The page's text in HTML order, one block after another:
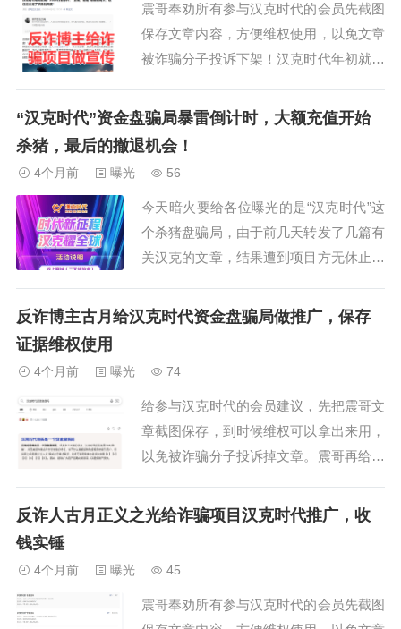
金盘跟他...
震哥奉劝所有参与汉克时代的会员先截图
保存文章内容，方便维权使用，以免文章
被诈骗分子投诉下架！汉克时代年初就开
没落到自己身上，都不觉得疼。前几天这
项目找了公关公司来举报我文章，现在又
花了不少钱甚至给了股份请自媒体写正面
的自媒体，直...
“汉克时代”资金盘骗局暴雷倒计时，大额充值开始
杀猪，最后的撤退机会！
4个月前 曝光 56
今天暗火要给各位曝光的是“汉克时代”这
个杀猪盘骗局，由于前几天转发了几篇有
关汉克的文章，结果遭到项目方无休止的
诉了，有时候一天要投诉好几次，从这里
投诉不掉了，...
反诈博主古月给汉克时代资金盘骗局做推广，保存
证据维权使用
4个月前 曝光 74
给参与汉克时代的会员建议，先把震哥文
章截图保存，到时候维权可以拿出来用，
以免被诈骗分子投诉掉文章。震哥再给蹭
前说黑震哥说给资金盘拉人头，震哥发文
“反诈博主...
反诈人古月正义之光给诈骗项目汉克时代推广，收
钱实锤
4个月前 曝光 45
震哥奉劝所有参与汉克时代的会员先截图